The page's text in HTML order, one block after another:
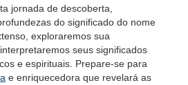
jornada de descoberta,
do significado do nome
exploraremos sua
seus significados
e espirituais. Prepare-se para
e enriquecedora que revelará as